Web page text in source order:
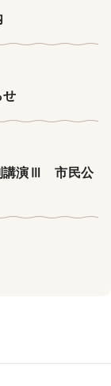
せ
講演Ⅲ 市民公